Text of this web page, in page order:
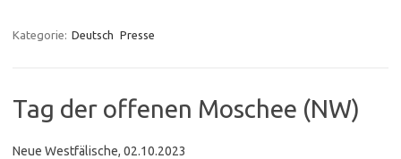
Kategorie: Deutsch Presse
Tag der offenen Moschee (NW)
Neue Westfälische, 02.10.2023